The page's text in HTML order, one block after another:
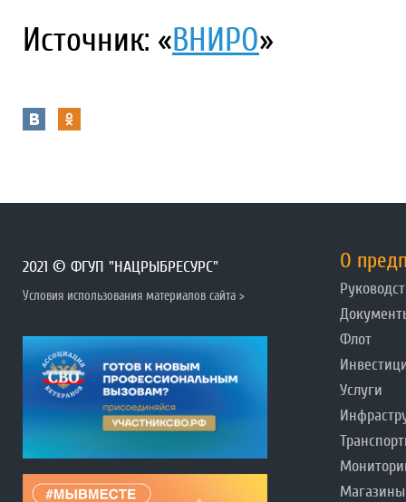
Источник: «ВНИРО»
2021 © ФГУП "НАЦРЫБРЕСУРС"
Условия использования материалов сайта >
О
Флот
Услуги
Магазины